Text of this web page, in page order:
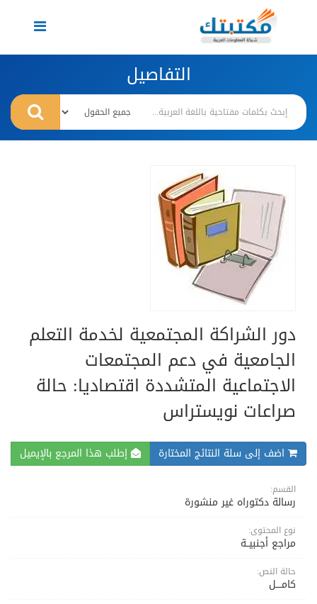
Toggle
navigation
التفاصيل
دور الشراكة المجتمعية لخدمة التعلم
الجامعية في دعم المجتمعات
الاجتماعية المتشددة اقتصاديا: حالة
صراعات نويستراس
اضف إلى سلة النتائج المختارة إطلب هذا المرجع بالإيميل
القسم:
رسالة دكتوراه غير منشورة
نوع المحتوى:
مراجع أجنبيــة
حالة النص:
كامــــل